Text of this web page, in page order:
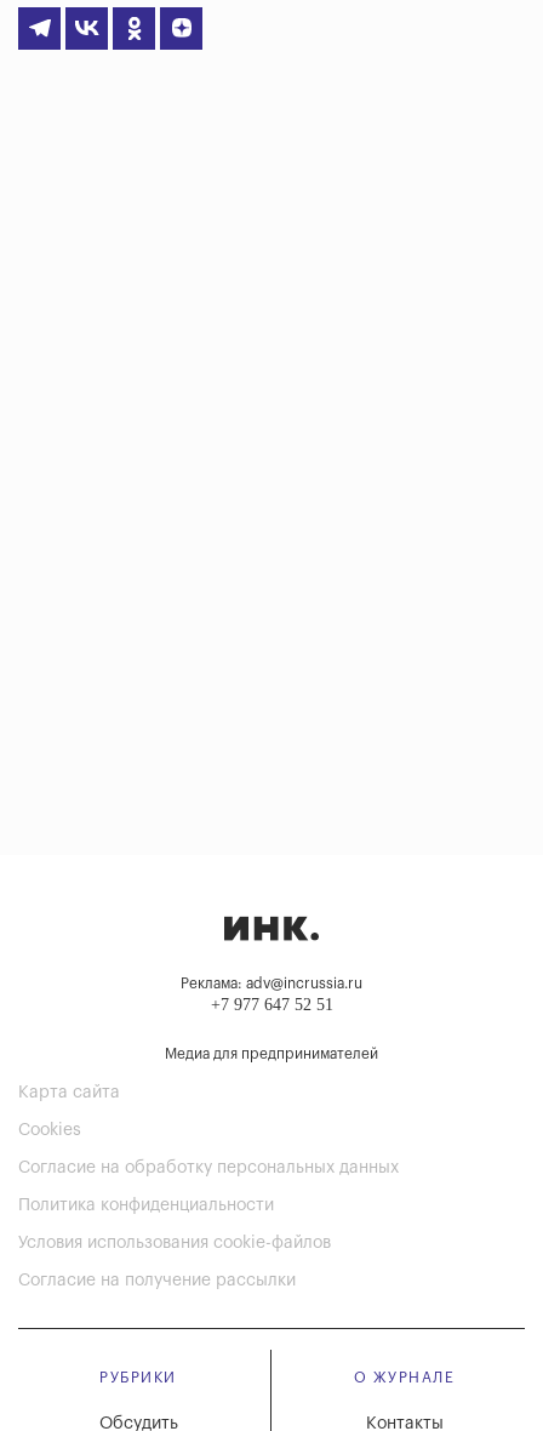
Реклама: adv@incrussia.ru
+7 977 647 52 51
Медиа для предпринимателей
Карта сайта
Cookies
Согласие на обработку персональных данных
Политика конфиденциальности
Условия использования cookie-файлов
Согласие на получение рассылки
РУБРИКИ
Обсудить
О ЖУРНАЛЕ
Контакты